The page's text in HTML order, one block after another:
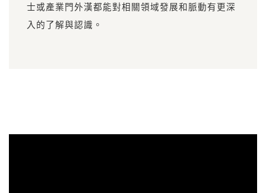
士或產業門外漢都能對相關領域發展和脈動有更深
入的了解與認識。